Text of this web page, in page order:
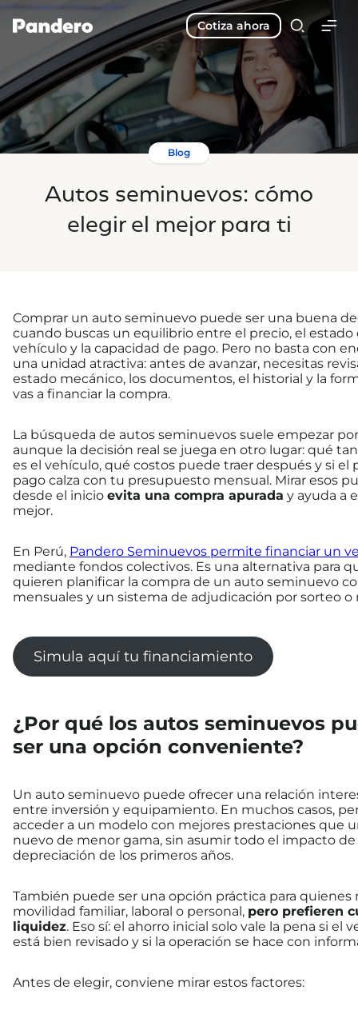
Cotiza ahora
Blog
Autos seminuevos: cómo
elegir el mejor para ti
Comprar un auto seminuevo puede ser una buena
cuando buscas un equilibrio entre el precio, el estado
vehículo y la capacidad de pago. Pero no basta con
una unidad atractiva: antes de avanzar, necesitas
estado mecánico, los documentos, el historial y la
vas a financiar la compra.
La búsqueda de autos seminuevos suele empezar
aunque la decisión real se juega en otro lugar: qué
es el vehículo, qué costos puede traer después y si el
pago calza con tu presupuesto mensual. Mirar esos
desde el inicio evita una compra apurada y ayuda a
mejor.
En Perú, Pandero Seminuevos permite financiar un
mediante fondos colectivos. Es una alternativa para
quieren planificar la compra de un auto seminuevo
mensuales y un sistema de adjudicación por sorteo o
Simula aquí tu financiamiento
¿Por qué los autos seminuevos
ser una opción conveniente?
Un auto seminuevo puede ofrecer una relación
entre inversión y equipamiento. En muchos casos,
acceder a un modelo con mejores prestaciones que
nuevo de menor gama, sin asumir todo el impacto de
depreciación de los primeros años.
También puede ser una opción práctica para quienes
movilidad familiar, laboral o personal, pero prefieren
liquidez. Eso sí: el ahorro inicial solo vale la pena si el
está bien revisado y si la operación se hace con
Antes de elegir, conviene mirar estos factores: